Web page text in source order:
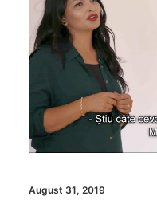
August 31, 2019